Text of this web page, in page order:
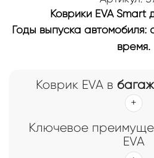
Коврики EVA Smart
Годы выпуска автомобиля:
время.
Коврик EVA в
Ключевое
EVA